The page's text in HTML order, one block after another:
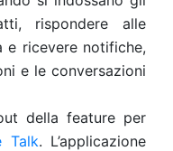
rispondere alle
e ricevere notifiche,
e le conversazioni
della feature per
Talk. L’applicazione